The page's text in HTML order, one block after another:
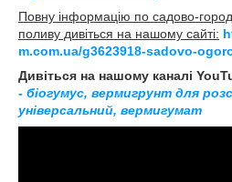
Повну інформацію по садово-
поливу дивіться на нашому сайті:
m.com.ua/g3623918-sadovo-
Дивіться на нашому каналі
- біогумус, вермигрунт для
універсальний, вермигумат